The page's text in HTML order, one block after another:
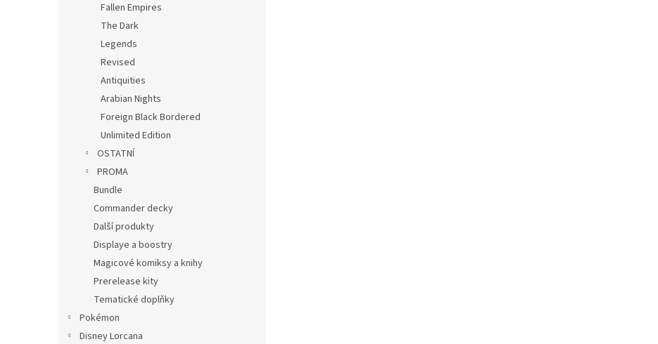
Fallen Empires
The Dark
Legends
Revised
Antiquities
Arabian Nights
Foreign Black Bordered
Unlimited Edition
OSTATNÍ
PROMA
Bundle
Commander decky
Další produkty
Displaye a boostry
Magicové komiksy a knihy
Prerelease kity
Tematické doplňky
Pokémon
Disney Lorcana